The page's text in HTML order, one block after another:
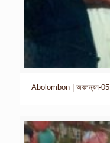
Abolombon | অবলম্বন-05